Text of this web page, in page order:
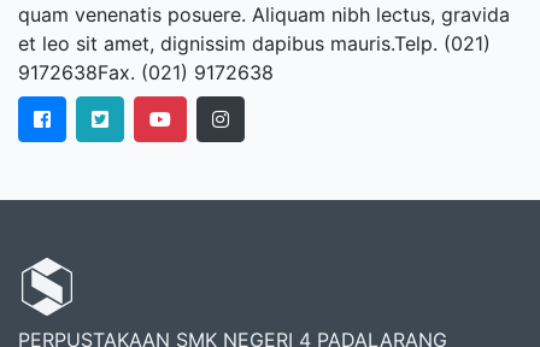
quam venenatis posuere. Aliquam nibh lectus, gravida
et leo sit amet, dignissim dapibus mauris.Telp. (021)
9172638Fax. (021) 9172638
PERPUSTAKAAN SMK NEGERI 4 PADALARANG